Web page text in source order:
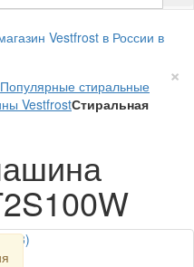
×
Популярные стиральные
VestfrostСтиральная
(3)